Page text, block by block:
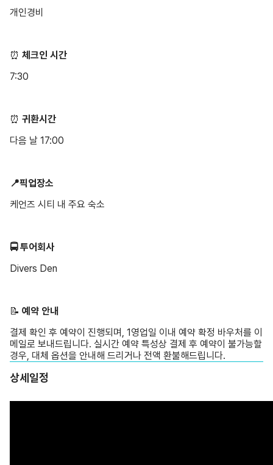
개인경비
⏰ 체크인 시간
7:30
⏰ 귀환시간
다음 날 17:00
📍픽업장소
케언즈 시티 내 주요 숙소
🚍 투어회사
Divers Den
📝 ️ 예약 안내
결제 확인 후 예약이 진행되며, 1영업일 이내 예약 확정 바우처를 이
메일로 보내드립니다. 실시간 예약 특성상 결제 후 예약이 불가능할
경우, 대체 옵션을 안내해 드리거나 전액 환불해드립니다.
상세일정